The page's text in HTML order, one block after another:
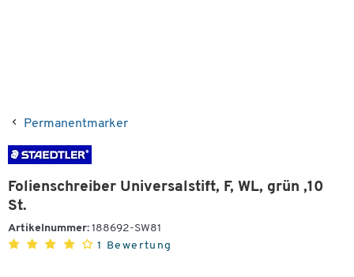
Permanentmarker
Folienschreiber Universalstift, F, WL, grün ,10
St.
Artikelnummer: 188692-SW81
1 Bewertung